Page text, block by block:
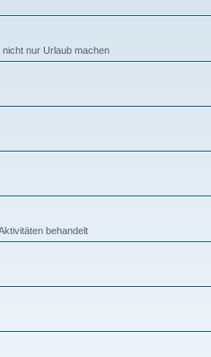
nur Urlaub machen
behandelt